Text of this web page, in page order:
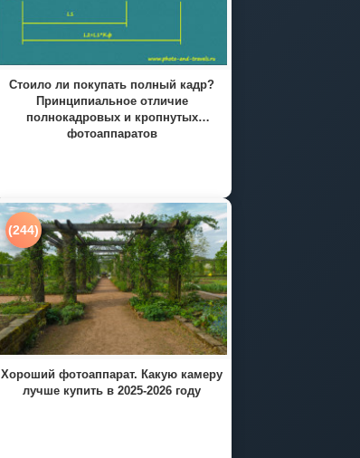
Стоило ли покупать полный кадр?
Принципиальное отличие
полнокадровых и кропнутых
фотоаппаратов
(244)
Хороший фотоаппарат. Какую камеру
лучше купить в 2025-2026 году